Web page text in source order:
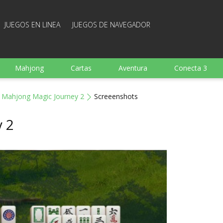
JUEGOS EN LINEA JUEGOS DE NAVEGADOR
Mahjong Cartas Aventura Conecta 3
Mahjong Magic Journey 2 Screeenshots
2